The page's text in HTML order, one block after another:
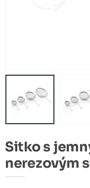
Sitko s
nerezovým